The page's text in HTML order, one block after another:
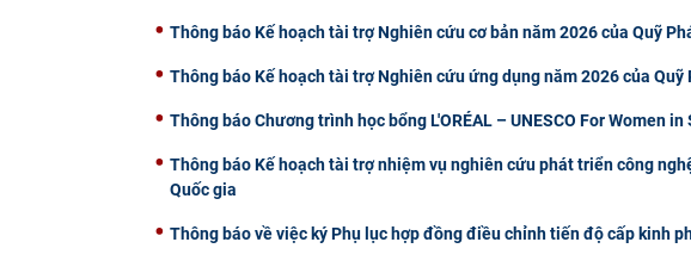
Thông báo Kế hoạch tài trợ Nghiên cứu cơ bản năm 2026 của Quỹ
Thông báo Kế hoạch tài trợ Nghiên cứu ứng dụng năm 2026 của
Thông báo Chương trình học bổng L'ORÉAL – UNESCO For Women
Thông báo Kế hoạch tài trợ nhiệm vụ nghiên cứu phát triển công
Quốc gia
Thông báo về việc ký Phụ lục hợp đồng điều chỉnh tiến độ cấp kinh